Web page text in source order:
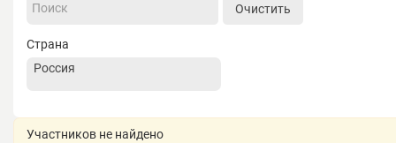
Очистить
Страна
Участников не найдено